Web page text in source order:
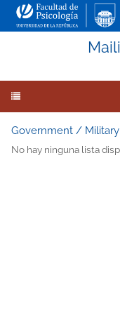
Government / Military
No hay ninguna lista